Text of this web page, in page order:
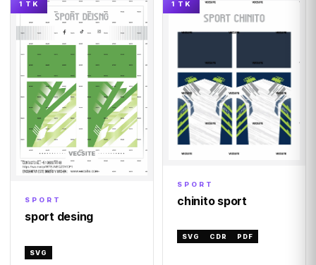
1 TK
SPORT
sport desing
SVG
1 TK
SPORT
chinito sport
SVG CDR PDF